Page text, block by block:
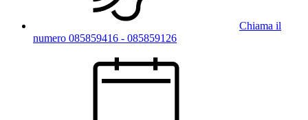
Chiama il
numero 085859416 - 085859126